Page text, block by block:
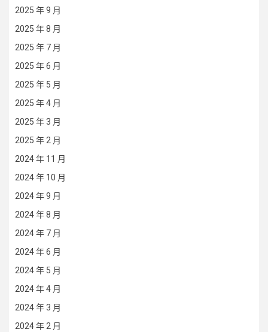
2025 年 9 月
2025 年 8 月
2025 年 7 月
2025 年 6 月
2025 年 5 月
2025 年 4 月
2025 年 3 月
2025 年 2 月
2024 年 11 月
2024 年 10 月
2024 年 9 月
2024 年 8 月
2024 年 7 月
2024 年 6 月
2024 年 5 月
2024 年 4 月
2024 年 3 月
2024 年 2 月